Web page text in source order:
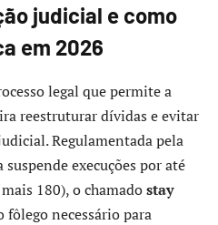
judicial e como
em 2026
legal que permite a
reestruturar dívidas e evitar
Regulamentada pela
suspende execuções por até
180), o chamadostay
fôlego necessário para